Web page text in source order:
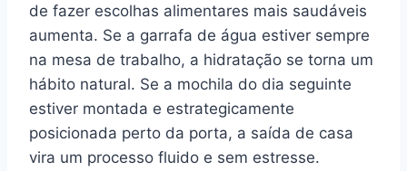
de fazer escolhas alimentares mais saudáveis
aumenta. Se a garrafa de água estiver sempre
na mesa de trabalho, a hidratação se torna um
hábito natural. Se a mochila do dia seguinte
estiver montada e estrategicamente
posicionada perto da porta, a saída de casa
vira um processo fluido e sem estresse.